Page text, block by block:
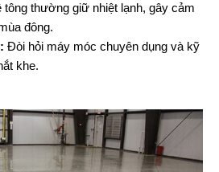
tông thường giữ nhiệt lạnh, gây cảm
đông.
Đòi hỏi máy móc chuyên dụng và kỹ
khe.